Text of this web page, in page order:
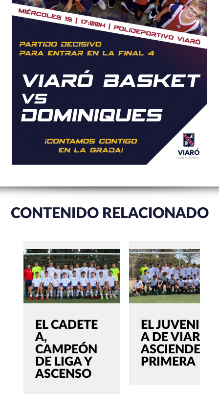
CONTENIDO RELACIONADO
EL CADETE
A,
CAMPEÓN
DE LIGA Y
ASCENSO
EL JUVENIL
A DE VIARÓ
ASCIENDE A
PRIMERA